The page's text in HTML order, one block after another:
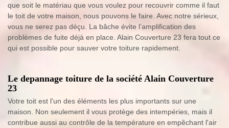
que soit le matériau que vous voulez pour recouvrir comme il faut
le toit de votre maison, nous pouvons le faire. Avec notre sérieux,
vous ne serez pas déçu. La bâche évite l’amplification des
problèmes de fuite déjà en place. Alain Couverture 23 fera tout ce
qui est possible pour sauver votre toiture rapidement.
Le depannage toiture de la société Alain Couverture
23
Votre toit est l'un des éléments les plus importants sur une
maison. Non seulement il vous protège des intempéries, mais il
contribue aussi au contrôle de la température en empêchant l'air